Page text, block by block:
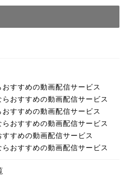
おすすめの動画配信サービス
らおすすめの動画配信サービス
すすめの動画配信サービス
おすすめの動画配信サービス
すめの動画配信サービス
おすすめの動画配信サービス